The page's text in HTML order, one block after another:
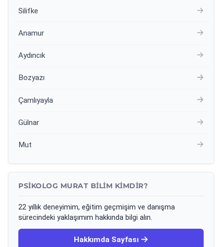
Silifke
Anamur
Aydıncık
Bozyazı
Çamlıyayla
Gülnar
Mut
PSIKOLOG MURAT BILIM KIMDIR?
22 yıllık deneyimim, eğitim geçmişim ve danışma
sürecindeki yaklaşımım hakkında bilgi alın.
Hakkımda Sayfası